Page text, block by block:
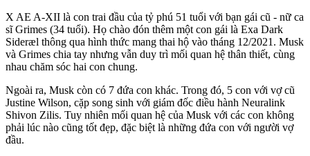
X AE A-XII là con trai đầu của tỷ phú 51 tuổi với bạn gái cũ - nữ ca
sĩ Grimes (34 tuổi). Họ chào đón thêm một con gái là Exa Dark
Sideræl thông qua hình thức mang thai hộ vào tháng 12/2021. Musk
và Grimes chia tay nhưng vẫn duy trì mối quan hệ thân thiết, cùng
nhau chăm sóc hai con chung.
Ngoài ra, Musk còn có 7 đứa con khác. Trong đó, 5 con với vợ cũ
Justine Wilson, cặp song sinh với giám đốc điều hành Neuralink
Shivon Zilis. Tuy nhiên mối quan hệ của Musk với các con không
phải lúc nào cũng tốt đẹp, đặc biệt là những đứa con với người vợ
đầu.